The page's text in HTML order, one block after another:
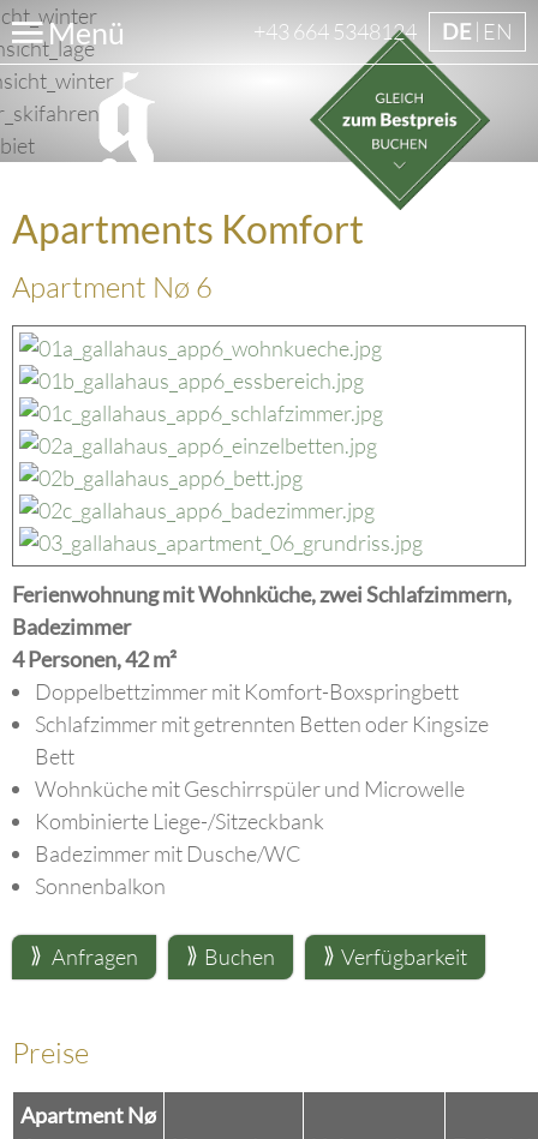
Menü +43 664 5348124 DE EN
Apartments Komfort
Apartment Nø 6
Ferienwohnung mit Wohnküche, zwei Schlafzimmern,
Badezimmer
4 Personen, 42 m²
Doppelbettzimmer mit Komfort-Boxspringbett
Schlafzimmer mit getrennten Betten oder Kingsize
Bett
Wohnküche mit Geschirrspüler und Microwelle
Kombinierte Liege-/Sitzeckbank
Badezimmer mit Dusche/WC
Sonnenbalkon
Anfragen Buchen Verfügbarkeit
Preise
Apartment Nø